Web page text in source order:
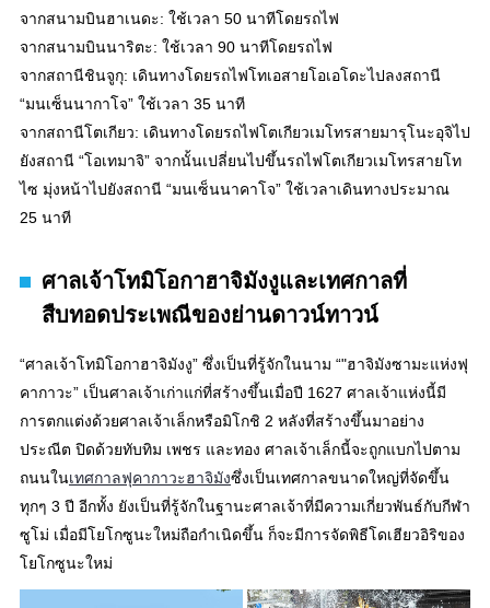
จากสนามบินฮาเนดะ: ใช้เวลา 50 นาทีโดยรถไฟ
จากสนามบินนาริตะ: ใช้เวลา 90 นาทีโดยรถไฟ
จากสถานีชินจูกุ: เดินทางโดยรถไฟโทเอสายโอเอโดะไปลงสถานี
“มนเซ็นนากาโจ” ใช้เวลา 35 นาที
จากสถานีโตเกียว: เดินทางโดยรถไฟโตเกียวเมโทรสายมารุโนะอุจิไป
ยังสถานี “โอเทมาจิ” จากนั้นเปลี่ยนไปขึ้นรถไฟโตเกียวเมโทรสายโท
ไซ มุ่งหน้าไปยังสถานี “มนเซ็นนาคาโจ” ใช้เวลาเดินทางประมาณ
25 นาที
ศาลเจ้าโทมิโอกาฮาจิมังงูและเทศกาลที่
สืบทอดประเพณีของย่านดาวน์ทาวน์
“ศาลเจ้าโทมิโอกาฮาจิมังงู” ซึ่งเป็นที่รู้จักในนาม “"ฮาจิมังซามะแห่งฟุ
คากาวะ” เป็นศาลเจ้าเก่าแก่ที่สร้างขึ้นเมื่อปี 1627 ศาลเจ้าแห่งนี้มี
การตกแต่งด้วยศาลเจ้าเล็กหรือมิโกชิ 2 หลังที่สร้างขึ้นมาอย่าง
ประณีต ปิดด้วยทับทิม เพชร และทอง ศาลเจ้าเล็กนี้จะถูกแบกไปตาม
ถนนในเทศกาลฟุคากาวะฮาจิมังซึ่งเป็นเทศกาลขนาดใหญ่ที่จัดขึ้น
ทุกๆ 3 ปี อีกทั้ง ยังเป็นที่รู้จักในฐานะศาลเจ้าที่มีความเกี่ยวพันธ์กับกีฬา
ซูโม่ เมื่อมีโยโกซูนะใหม่ถือกำเนิดขึ้น ก็จะมีการจัดพิธีโดเฮียวอิริของ
โยโกซูนะใหม่